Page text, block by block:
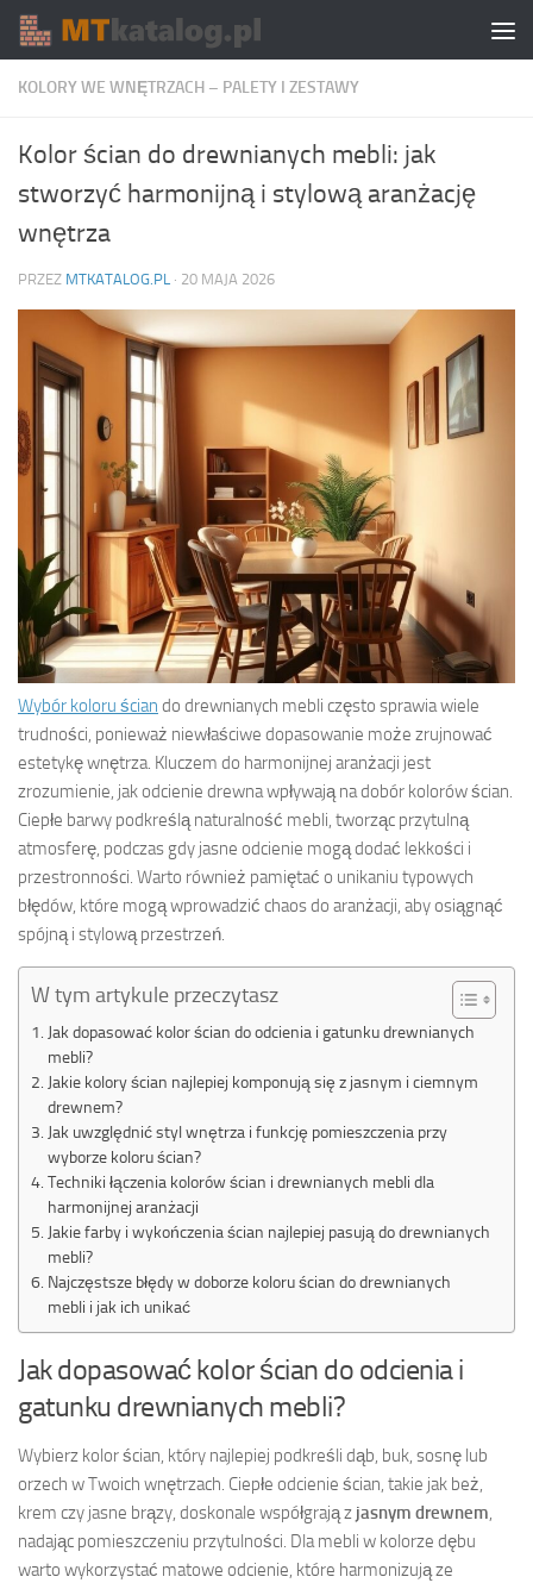
Skip to content
KOLORY WE WNĘTRZACH – PALETY I ZESTAWY
Kolor ścian do drewnianych mebli: jak
stworzyć harmonijną i stylową aranżację
wnętrza
PRZEZ MTKATALOG.PL · 20 MAJA 2026
Wybór koloru ścian do drewnianych mebli często sprawia wiele
trudności, ponieważ niewłaściwe dopasowanie może zrujnować
estetykę wnętrza. Kluczem do harmonijnej aranżacji jest
zrozumienie, jak odcienie drewna wpływają na dobór kolorów ścian.
Ciepłe barwy podkreślą naturalność mebli, tworząc przytulną
atmosferę, podczas gdy jasne odcienie mogą dodać lekkości i
przestronności. Warto również pamiętać o unikaniu typowych
błędów, które mogą wprowadzić chaos do aranżacji, aby osiągnąć
spójną i stylową przestrzeń.
W tym artykule przeczytasz
Jak dopasować kolor ścian do odcienia i gatunku drewnianych
mebli?
Jakie kolory ścian najlepiej komponują się z jasnym i ciemnym
drewnem?
Jak uwzględnić styl wnętrza i funkcję pomieszczenia przy
wyborze koloru ścian?
Techniki łączenia kolorów ścian i drewnianych mebli dla
harmonijnej aranżacji
Jakie farby i wykończenia ścian najlepiej pasują do drewnianych
mebli?
Najczęstsze błędy w doborze koloru ścian do drewnianych
mebli i jak ich unikać
Jak dopasować kolor ścian do odcienia i
gatunku drewnianych mebli?
Wybierz kolor ścian, który najlepiej podkreśli dąb, buk, sosnę lub
orzech w Twoich wnętrzach. Ciepłe odcienie ścian, takie jak beż,
krem czy jasne brązy, doskonale współgrają z jasnym drewnem
nadając pomieszczeniu przytulności. Dla mebli w kolorze dębu
warto wykorzystać matowe odcienie, które harmonizują ze